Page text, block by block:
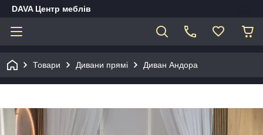
DAVA Центр меблів
Товари Дивани прямі Диван Андора